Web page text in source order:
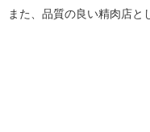
また、品質の良い精肉店と